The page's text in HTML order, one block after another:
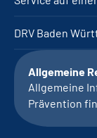
DRV Baden
Allgemeine
Allgemeine
Prävention